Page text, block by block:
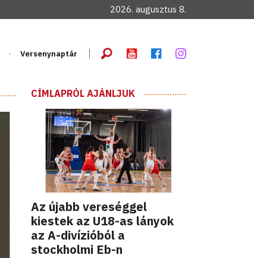
2026. augusztus 8.
Versenynaptár
CÍMLAPRÓL AJÁNLJUK
Az újabb vereséggel
kiestek az U18-as lányok
az A-divízióból a
stockholmi Eb-n